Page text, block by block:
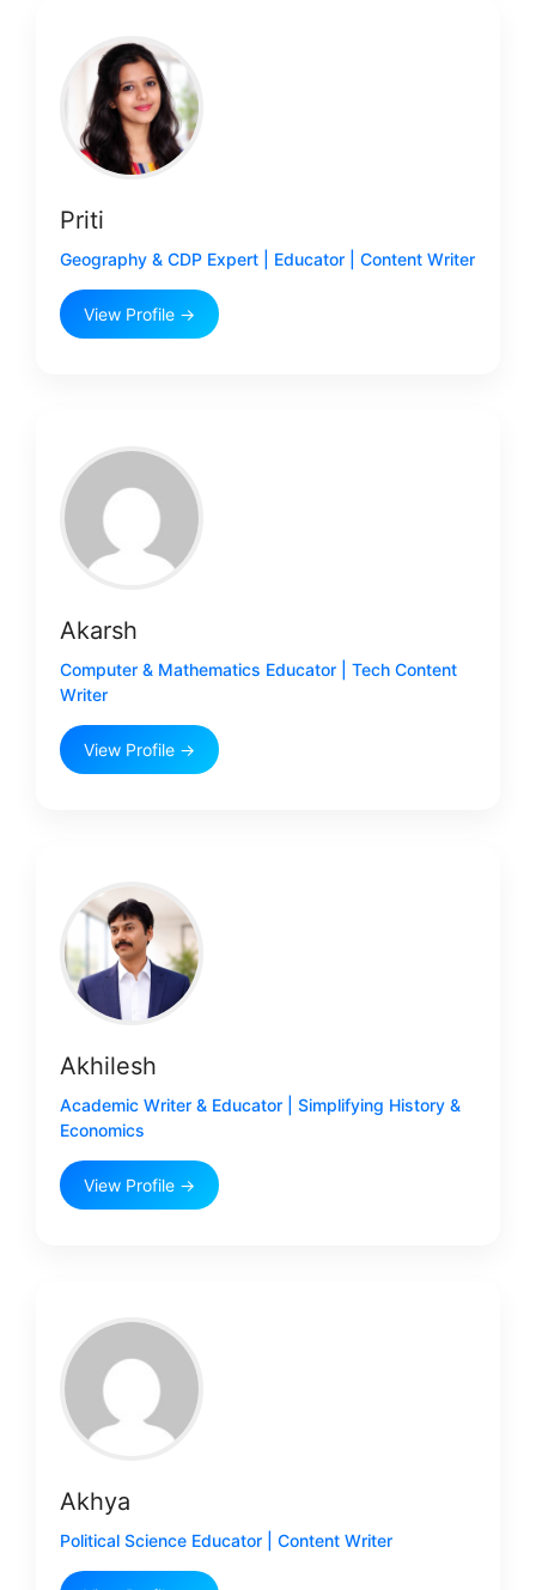
Priti
Geography & CDP Expert | Educator | Content Writer
View Profile →
Akarsh
Computer & Mathematics Educator | Tech Content
Writer
View Profile →
Akhilesh
Academic Writer & Educator | Simplifying History &
Economics
View Profile →
Akhya
Political Science Educator | Content Writer